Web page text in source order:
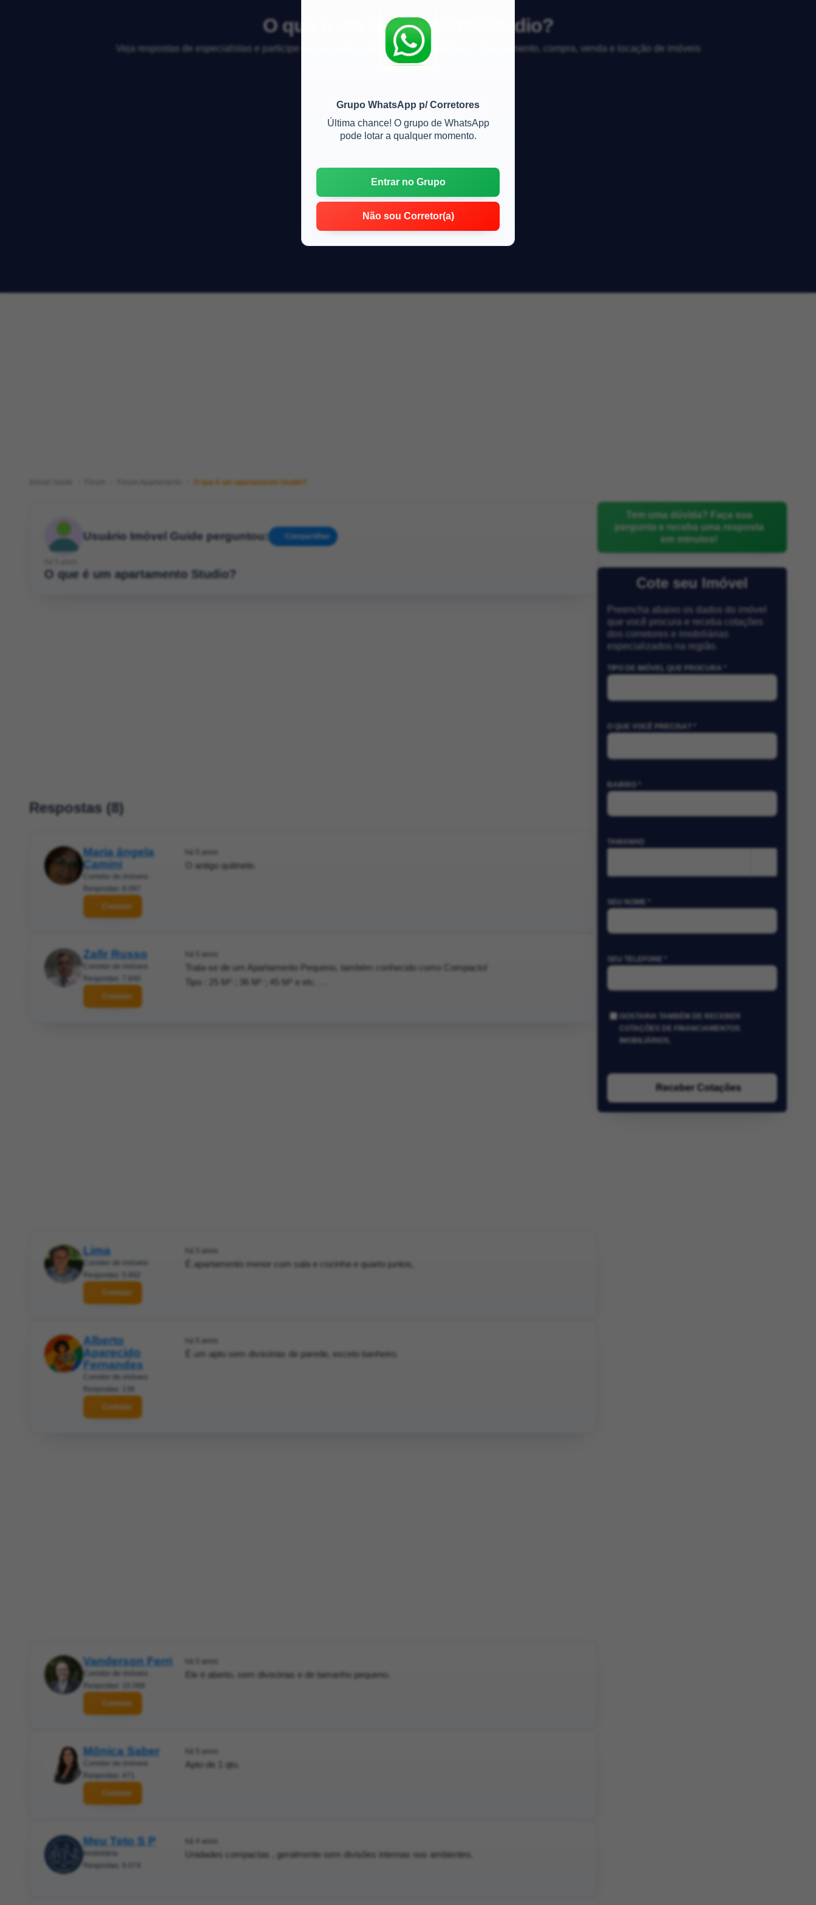
Grupo WhatsApp p/ Corretores
Última chance! O grupo de WhatsApp
pode lotar a qualquer momento.
Entrar no Grupo
Não sou Corretor(a)
O que é um apartamento Studio?
Veja respostas de especialistas e participe da discussão sobre mercado imobiliário, financiamento, compra, venda e locação de imóveis
O que é um apartamento Studio?
Usuário Imóvel Guide perguntou: Compartilhar
O que é um apartamento Studio?
Respostas (8)
Maria ângela
Camini
Corretor de imóveis
Respostas: 8.097
Contatar
há 5 anos
O antigo quitinete.
Zafir Russo
Corretor de imóveis
Respostas: 7.840
Contatar
há 5 anos
Trata-se de um Apartamento Pequeno, também conhecido como Compacto!
Tipo : 25 M² ; 36 M² ; 45 M² e etc. . .
Lima
Corretor de imóveis
Respostas: 5.882
Contatar
há 5 anos
É apartamento menor com sala e cozinha e quarto juntos,
Alberto
Aparecido
Fernandes
Corretor de imóveis
Respostas: 138
Contatar
há 5 anos
É um apto sem divisórias de parede, exceto banheiro.
Vanderson Ferri
Corretor de imóveis
Respostas: 10.068
Contatar
há 5 anos
Ele é aberto, sem divisórias e de tamanho pequeno.
Mônica Saber
Corretor de imóveis
Respostas: 471
Contatar
há 5 anos
Apto de 1 qto.
Meu Teto S P
Imobiliária
Respostas: 9.074
há 4 anos
Unidades compactas , geralmente sem divisões internas nos ambientes.
Tem uma dúvida? Faça sua
pergunta e receba uma resposta
em minutos!
Cote seu Imóvel
Preencha abaixo os dados do imóvel
que você procura e receba cotações
dos corretores e imobiliárias
especializados na região.
TIPO DE IMÓVEL QUE PROCURA *
O QUE VOCÊ PRECISA? *
BAIRRO *
TAMANHO
SEU NOME *
SEU TELEFONE *
GOSTARIA TAMBÉM DE RECEBER
COTAÇÕES DE FINANCIAMENTOS
IMOBILIÁRIOS.
Receber Cotações